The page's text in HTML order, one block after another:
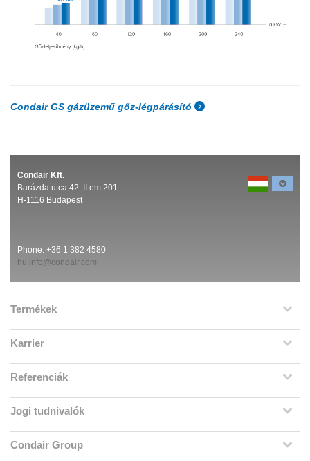
Condair GS gázüzemű gőz-légpárásító
Condair Kft.
Barázda utca 42. II.em 201.
H-1116 Budapest
Phone: +36 1 382 4580
hu.info@condair.com
Termékek
Karrier
Referenciák
Jogi tudnivalók
Condair Group